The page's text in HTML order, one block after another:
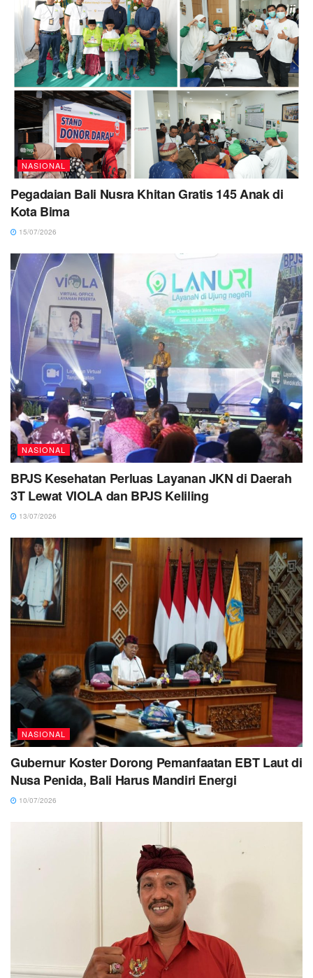
NASIONAL
Pegadaian Bali Nusra Khitan Gratis 145 Anak di
Kota Bima
15/07/2026
NASIONAL
BPJS Kesehatan Perluas Layanan JKN di Daerah
3T Lewat VIOLA dan BPJS Keliling
13/07/2026
NASIONAL
Gubernur Koster Dorong Pemanfaatan EBT Laut di
Nusa Penida, Bali Harus Mandiri Energi
10/07/2026